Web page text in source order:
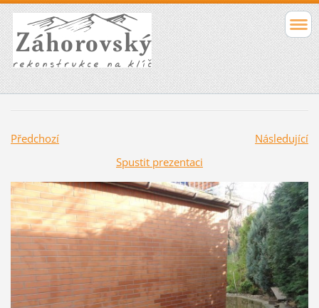
Předchozí
Následující
Spustit prezentaci